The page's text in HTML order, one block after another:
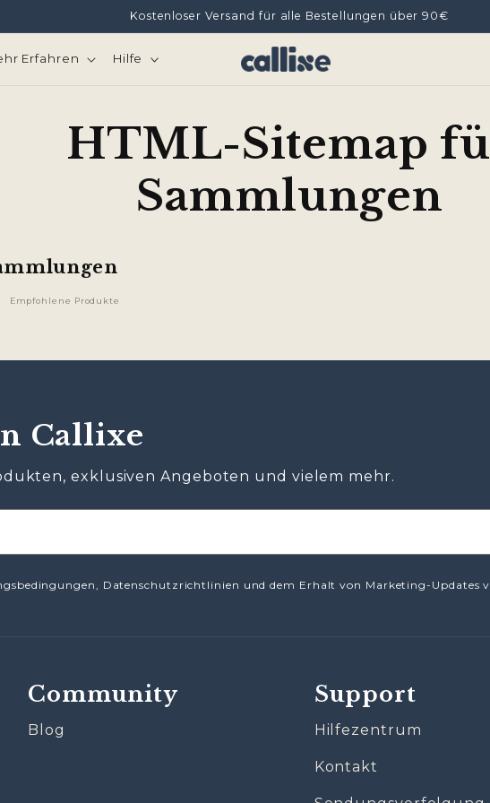
Kostenloser Versand für alle Bestellungen über 90€
Erfahren Hilfe
HTML-Sitemap
Sammlungen
Empfohlene Produkte
Callixe
exklusiven Angeboten und vielem mehr.
Datenschutzrichtlinien und dem Erhalt von Marketing-Updates
Community
Blog
Support
Hilfezentrum
Kontakt